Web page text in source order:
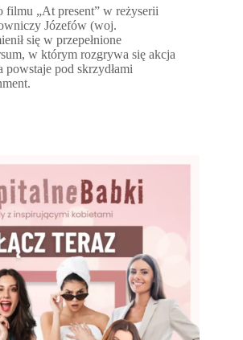
filmu „At present” w reżyserii
Józefów (woj.
się w przepełnione
w którym rozgrywa się akcja
pod skrzydłami